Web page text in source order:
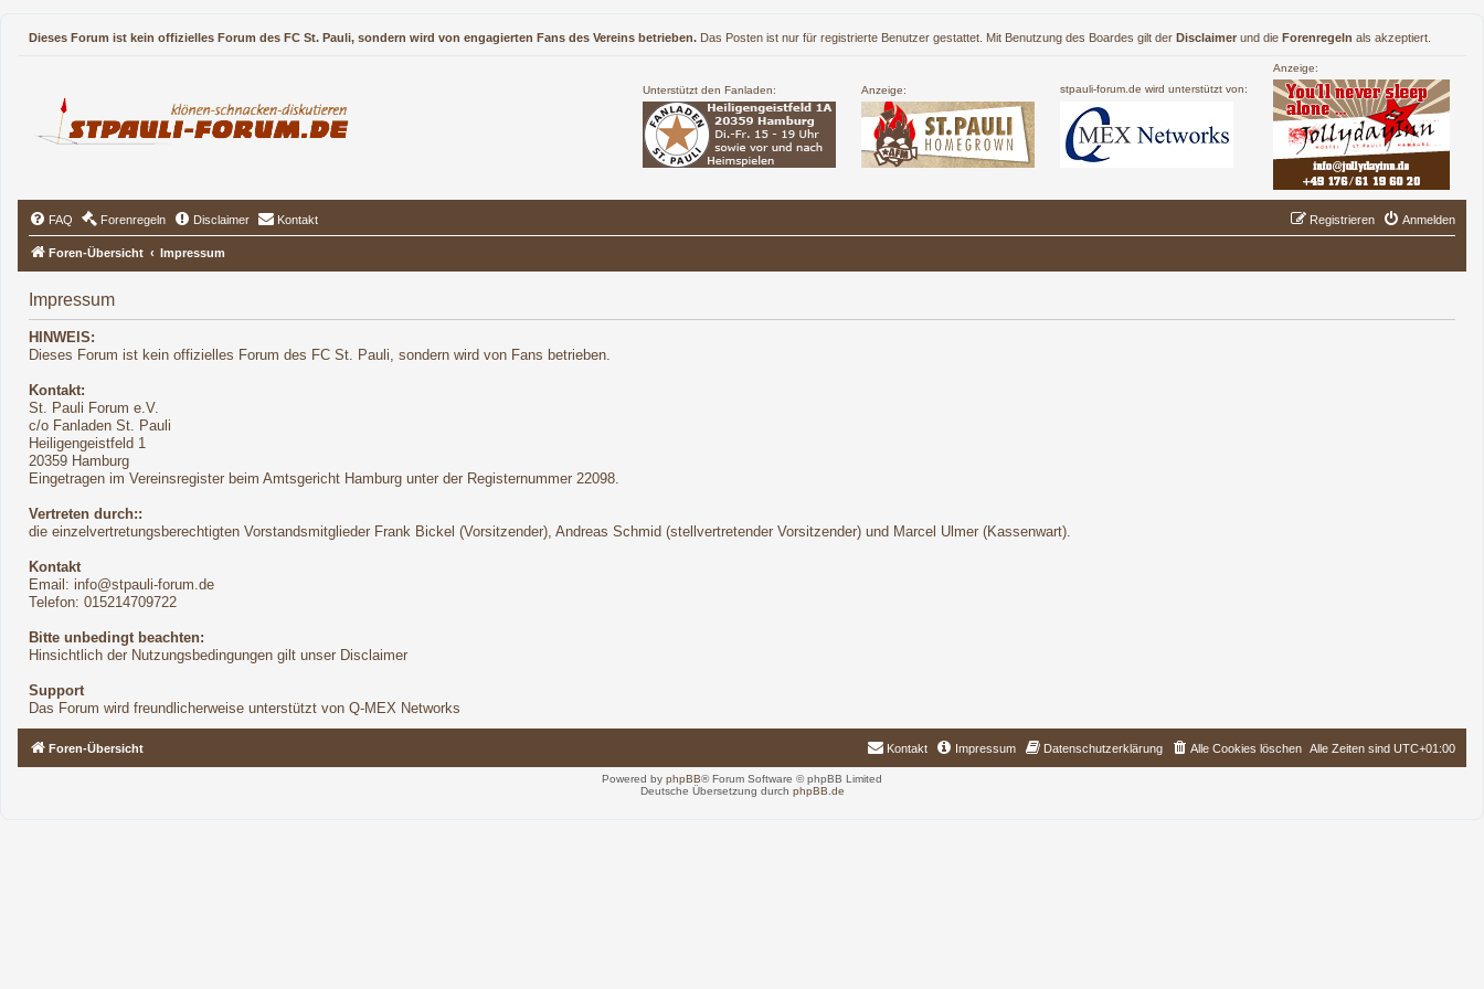
Dieses Forum ist kein offizielles Forum des FC St. Pauli, sondern wird von engagierten Fans des Vereins betrieben. Das Posten ist nur für registrierte Benutzer gestattet. Mit Benutzung des Boardes gilt der Disclaimer und die Forenregeln als akzeptiert.
Unterstützt den Fanladen: Anzeige: stpauli-forum.de wird unterstützt von:
Anzeige:
FAQ Forenregeln Disclaimer Kontakt Anmelden
Registrieren
Foren-Übersicht Impressum
Impressum
HINWEIS:
Dieses Forum ist kein offizielles Forum des FC St. Pauli, sondern wird von Fans betrieben.
Kontakt:
St. Pauli Forum e.V.
c/o Fanladen St. Pauli
Heiligengeistfeld 1
20359 Hamburg
Eingetragen im Vereinsregister beim Amtsgericht Hamburg unter der Registernummer 22098.
Vertreten durch::
die einzelvertretungsberechtigten Vorstandsmitglieder Frank Bickel (Vorsitzender), Andreas Schmid (stellvertretender Vorsitzender) und Marcel Ulmer (Kassenwart).
Kontakt
Email: info@stpauli-forum.de
Telefon: 015214709722
Bitte unbedingt beachten:
Hinsichtlich der Nutzungsbedingungen gilt unser Disclaimer
Support
Das Forum wird freundlicherweise unterstützt von Q-MEX Networks
Foren-Übersicht Alle Zeiten sind UTC+01:00
Alle Cookies löschen
Datenschutzerklärung
Impressum
Kontakt
Powered by phpBB® Forum Software © phpBB Limited
Deutsche Übersetzung durch phpBB.de